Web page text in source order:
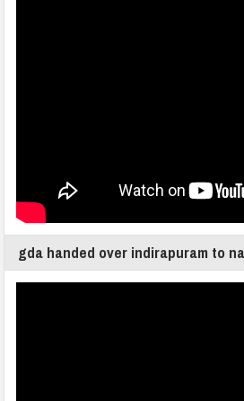
gda handed over indirapuram to